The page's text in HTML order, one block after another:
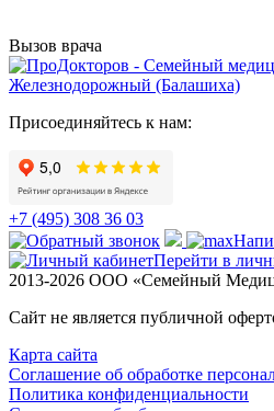
Вызов врача
Присоединяйтесь к нам:
+7 (495) 308 36 03
Перейти в
2013-2026 ООО «Семейный
Сайт не является публичной
Карта сайта
Соглашение об обработке
Политика конфиденциальности